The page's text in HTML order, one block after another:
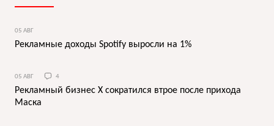
05 АВГ
Рекламные доходы Spotify выросли на 1%
05 АВГ 4
Рекламный бизнес X сократился втрое после прихода
Маска